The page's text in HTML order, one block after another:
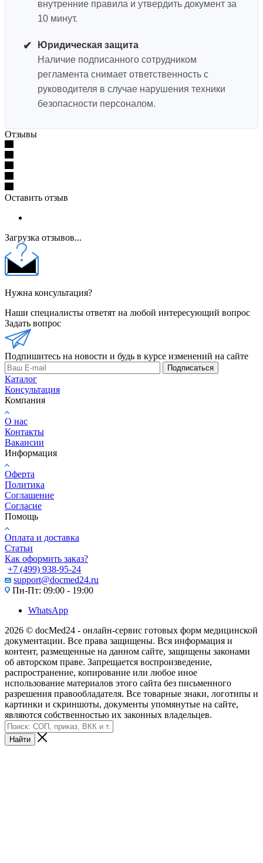
внутренние правила и утвердить документ за
10 минут.
✔
Юридическая защита
Наличие подписанного сотрудником
регламента снимает ответственность с
руководителя в случае нарушения техники
безопасности персоналом.
Отзывы
Оставить отзыв
Загрузка отзывов...
Нужна консультация?
Наши специалисты ответят на любой интересующий вопрос
Задать вопрос
Подпишитесь на новости и будь в курсе изменений на сайте
Подписаться
Каталог
Консультация
Компания
О нас
Контакты
Вакансии
Информация
Оферта
Политика
Соглашение
Согласие
Помощь
Оплата и доставка
Статьи
Как оформить заказ?
+7 (499) 938-95-24
support@docmed24.ru
Пн-Пт: 09:00 - 19:00
WhatsApp
2026 © docMed24 - онлайн-сервис готовых форм медицинской
документации. Все права защищены. Вся информация и
контент, размещенные на данном сайте, защищены законами
об авторском праве. Запрещается воспроизведение,
распространение, копирование или любое иное
использование материалов этого сайта без письменного
разрешения правообладателя. Все товарные знаки, логотипы и
картинки и скриншоты, документы упомянутые на сайте,
являются собственностью их законных владельцев.
Найти